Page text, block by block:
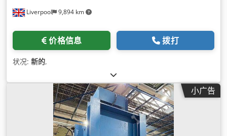
Liverpool 9,894 km
价格信息 拨打
状况: 新的,
小广告